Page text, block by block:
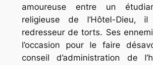
amoureuse entre un
religieuse de l’Hôtel-Dieu, il
redresseur de torts. Ses
l’occasion pour le faire
conseil d’administration de